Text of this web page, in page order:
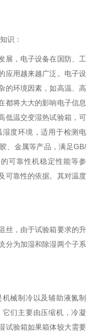
识：
展，电子设备在国防、工
应用越来越广泛。电子设
的环境因素，如高温、高
都将大大的影响电子信息
低温交变湿热试验箱，可
度环境，适用于检测电
、金属等产品，满足GB/
可靠性机稳定性能等参
可靠性的依据。其对温度
丝，由于试验箱要求的升
分为加湿和除湿两个子系
械制冷以及辅助液氮制
们主要由压缩机，冷凝
试验箱如果箱体较大需要